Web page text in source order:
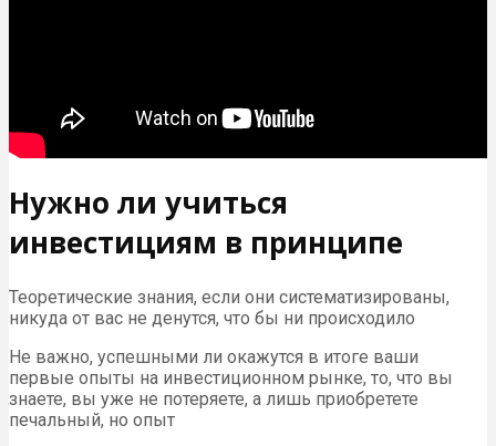
Нужно ли учиться
инвестициям в принципе
Теоретические знания, если они систематизированы,
никуда от вас не денутся, что бы ни происходило
Не важно, успешными ли окажутся в итоге ваши
первые опыты на инвестиционном рынке, то, что вы
знаете, вы уже не потеряете, а лишь приобретете
печальный, но опыт